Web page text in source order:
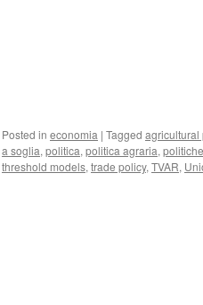
Posted in economia | Tagged agricultural
a soglia, politica, politica agraria,
threshold models, trade policy, TVAR,